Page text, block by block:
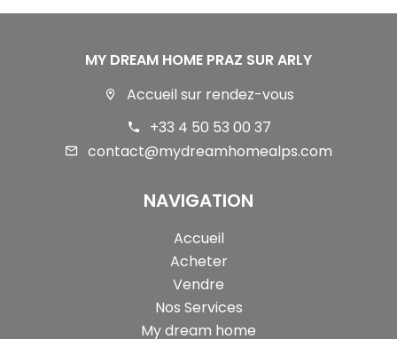
MY DREAM HOME PRAZ SUR ARLY
Accueil sur rendez-vous
+33 4 50 53 00 37
contact@mydreamhomealps.com
NAVIGATION
Accueil
Acheter
Vendre
Nos Services
My dream home